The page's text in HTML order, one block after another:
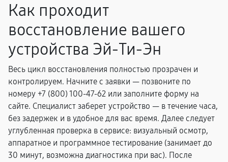
Как проходит
восстановление вашего
устройства Эй-Ти-Эн
Весь цикл восстановления полностью прозрачен и
контролируем. Начните с заявки — позвоните по
номеру +7 (800) 100-47-62 или заполните форму на
сайте. Специалист заберет устройство — в течение часа,
без задержек и в удобное для вас время. Далее следует
углубленная проверка в сервисе: визуальный осмотр,
аппаратное и программное тестирование (занимает до
30 минут, возможна диагностика при вас). После